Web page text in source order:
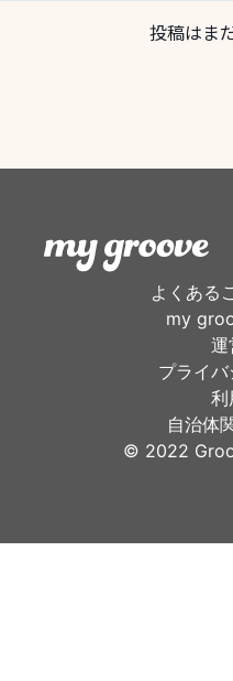
投稿はま
よくある
my
運
プライ
利
自治体
©︎ 2022